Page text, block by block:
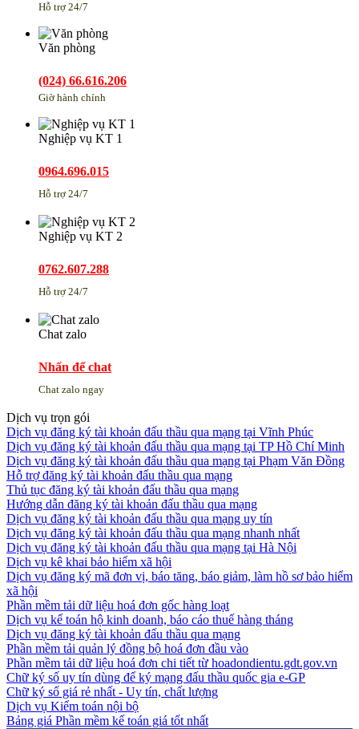
Hỗ trợ 24/7
Văn phòng
(024) 66.616.206
Giờ hành chính
Nghiệp vụ KT 1
0964.696.015
Hỗ trợ 24/7
Nghiệp vụ KT 2
0762.607.288
Hỗ trợ 24/7
Chat zalo
Nhấn để chat
Chat zalo ngay
Dịch vụ trọn gói
Dịch vụ đăng ký tài khoản đấu thầu qua mạng tại Vĩnh Phúc
Dịch vụ đăng ký tài khoản đấu thầu qua mạng tại TP Hồ Chí Minh
Dịch vụ đăng ký tài khoản đấu thầu qua mạng tại Phạm Văn Đồng
Hỗ trợ đăng ký tài khoản đấu thầu qua mạng
Thủ tục đăng ký tài khoản đấu thầu qua mạng
Hướng dẫn đăng ký tài khoản đấu thầu qua mạng
Dịch vụ đăng ký tài khoản đấu thầu qua mạng uy tín
Dịch vụ đăng ký tài khoản đấu thầu qua mạng nhanh nhất
Dịch vụ đăng ký tài khoản đấu thầu qua mạng tại Hà Nội
Dịch vụ kê khai bảo hiểm xã hội
Dịch vụ đăng ký mã đơn vị, báo tăng, báo giảm, làm hồ sơ bảo hiểm
xã hội
Phần mềm tải dữ liệu hoá đơn gốc hàng loạt
Dịch vụ kế toán hộ kinh doanh, báo cáo thuế hàng tháng
Dịch vụ đăng ký tài khoản đấu thầu qua mạng
Phần mềm tải quản lý đồng bộ hoá đơn đầu vào
Phần mềm tải dữ liệu hoá đơn chi tiết từ hoadondientu.gdt.gov.vn
Chữ ký số uy tín dùng để ký mạng đấu thầu quốc gia e-GP
Chữ ký số giá rẻ nhất - Uy tín, chất lượng
Dịch vụ Kiểm toán nội bộ
Bảng giá Phần mềm kế toán giá tốt nhất